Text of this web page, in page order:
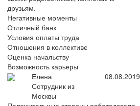
друзьям.
Негативные моменты
Отличный банк
Условия оплаты труда
Отношения в коллективе
Оценка начальству
Возможность карьеры
Елена
Сотрудник из
Москвы
08.08.2019